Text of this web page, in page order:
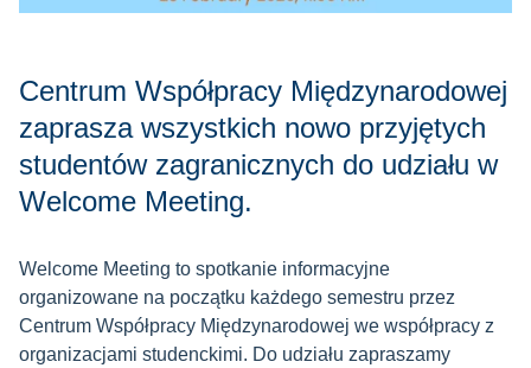
Centrum Współpracy Międzynarodowej
zaprasza wszystkich nowo przyjętych
studentów zagranicznych do udziału w
Welcome Meeting.
Welcome Meeting to spotkanie informacyjne
organizowane na początku każdego semestru przez
Centrum Współpracy Międzynarodowej we współpracy z
organizacjami studenckimi. Do udziału zapraszamy